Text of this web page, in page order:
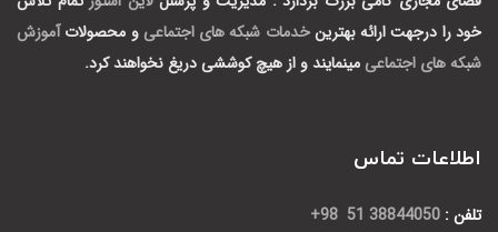
خود را درجهت ارائه بهترینخدمات شبکه های اجتماعی و محصولات آموزش
شبکه های اجتماعی مینمایند و از هیچ کوششی دریغ نخواهند کرد.
اطلاعات تماس
تلفن : 38844050 51 98+